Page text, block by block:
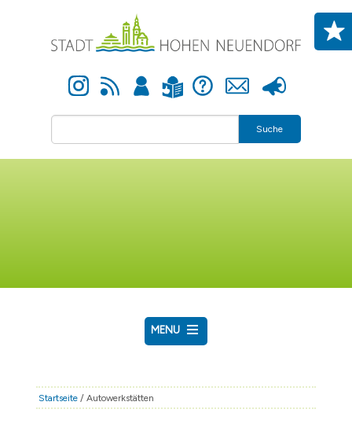
Instagram Newsfeed Anmelden Leichte Sprache Hilfe Kontakt Presse
Suche
MENU
RATHAUS & POLITIK
Startseite / Autowerkstätten